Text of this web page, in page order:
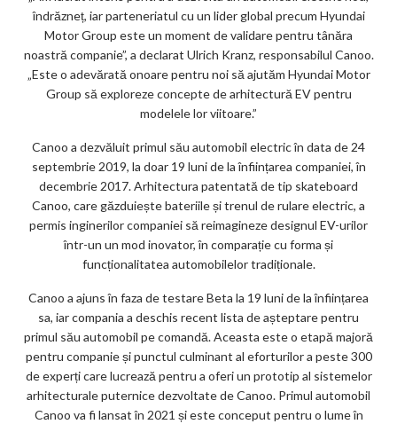
îndrăzneț, iar parteneriatul cu un lider global precum Hyundai
Motor Group este un moment de validare pentru tânăra
noastră companie”, a declarat Ulrich Kranz, responsabilul Canoo.
„Este o adevărată onoare pentru noi să ajutăm Hyundai Motor
Group să exploreze concepte de arhitectură EV pentru
modelele lor viitoare.”
Canoo a dezvăluit primul său automobil electric în data de 24
septembrie 2019, la doar 19 luni de la înființarea companiei, în
decembrie 2017. Arhitectura patentată de tip skateboard
Canoo, care găzduiește bateriile și trenul de rulare electric, a
permis inginerilor companiei să reimagineze designul EV-urilor
într-un un mod inovator, în comparație cu forma și
funcționalitatea automobilelor tradiționale.
Canoo a ajuns în faza de testare Beta la 19 luni de la înființarea
sa, iar compania a deschis recent lista de așteptare pentru
primul său automobil pe comandă. Aceasta este o etapă majoră
pentru companie și punctul culminant al eforturilor a peste 300
de experți care lucrează pentru a oferi un prototip al sistemelor
arhitecturale puternice dezvoltate de Canoo. Primul automobil
Canoo va fi lansat în 2021 și este conceput pentru o lume în